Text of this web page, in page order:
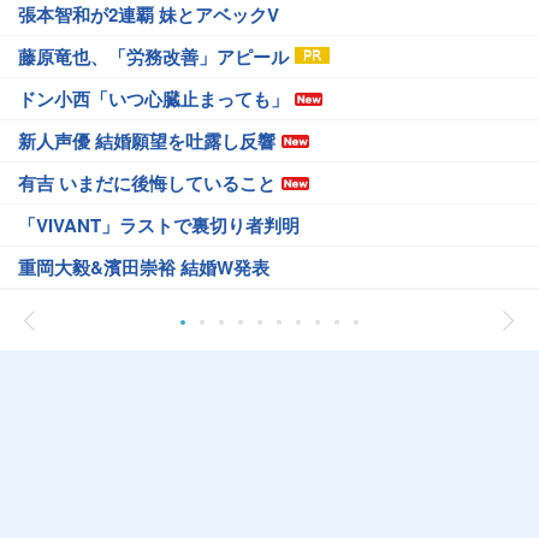
張本智和が2連覇 妹とアベックV
藤原竜也、「労務改善」アピール
ドン小西「いつ心臓止まっても」
新人声優 結婚願望を吐露し反響
有吉 いまだに後悔していること
「VIVANT」ラストで裏切り者判明
重岡大毅&濱田崇裕 結婚W発表